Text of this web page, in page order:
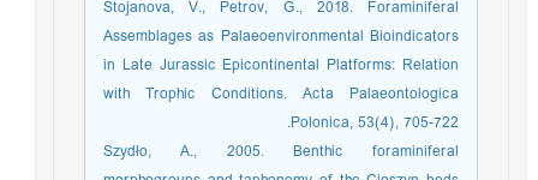
Stojanova, V., Petrov, G., 2018. Foraminiferal
Assemblages as Palaeoenvironmental Bioindicators
in Late Jurassic Epicontinental Platforms: Relation
with Trophic Conditions. Acta Palaeontologica
Polonica, 53(4), 705-722.
Szydło, A., 2005. Benthic foraminiferal